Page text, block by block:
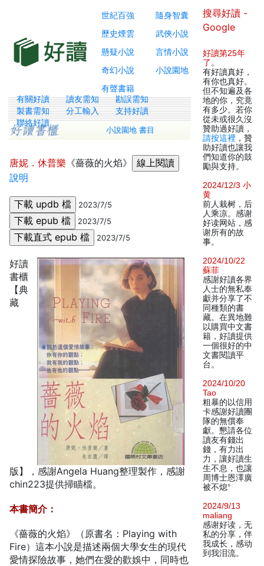
世紀百強
隨身智囊
歷史煙雲
武俠小說
懸疑小說
言情小說
奇幻小說
小說園地
有聲書籍
有關好讀 讀友需知
勘誤需知
製書需知
分工輸入
支持好讀
聯絡好讀
小說園地 書目
唐妮．休普樂 《薔薇的火焰》
說明
2023/7/5
2023/7/5
2023/7/5
好讀
書櫃
【典
藏
版】，感謝Angela Huang整理製作，感謝
chin223提供掃瞄檔。
本書簡介：
《薔薇的火焰》（原書名：Playing with
Fire）這本小說是描述兩個大學女生的現代
愛情探險故事，她們在愛的歡娛中，同時也
搜尋好讀 -
Google
好讀第25年
了 。
有好讀真好，
有你也真好。
但不知遍及各
地的你，究竟
有多少。若你
從未或很久沒
贊助過好讀，
請按這裡 ，贊
助好讀也讓我
們知道你的鼓
勵與支持。
2024/12/3 小
黄
前人栽树，后
人乘凉。感谢
好读网站，感
谢所有的故
事。
2024/10/22
蘇菲
感謝好讀各界
人士的無私奉
獻并分享了不
同種類的書
藏。在異地難
以購買中文書
籍，好讀提供
一個很好的中
文書閱讀平
台。
2024/10/20
Tao
粗暴的以信用
卡感謝好讀團
隊的無償奉
獻。懇請各位
讀友有錢出
錢，有力出
力，讓好讀生
生不息，也讓
周博士恩澤廣
被不熄°
2024/9/13
maliang
感谢好读，无
私的分享，伴
我成长，感动
到我泪流。